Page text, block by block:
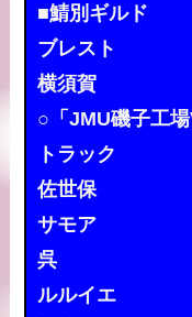
■鯖別ギルド
ブレスト ○
横須賀 「
○「JMU磯子工
トラック
佐世保 「あ
サモア 「ハ
呉 「エデ
ルルイエ 「